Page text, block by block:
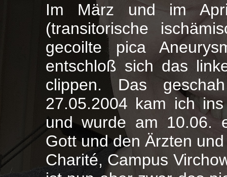
Im März und im
(transitorische
gecoilte pica
entschloß sich das
clippen. Das
27.05.2004 kam ich
und wurde am 10.06.
Gott und den Ärzten
Charité, Campus